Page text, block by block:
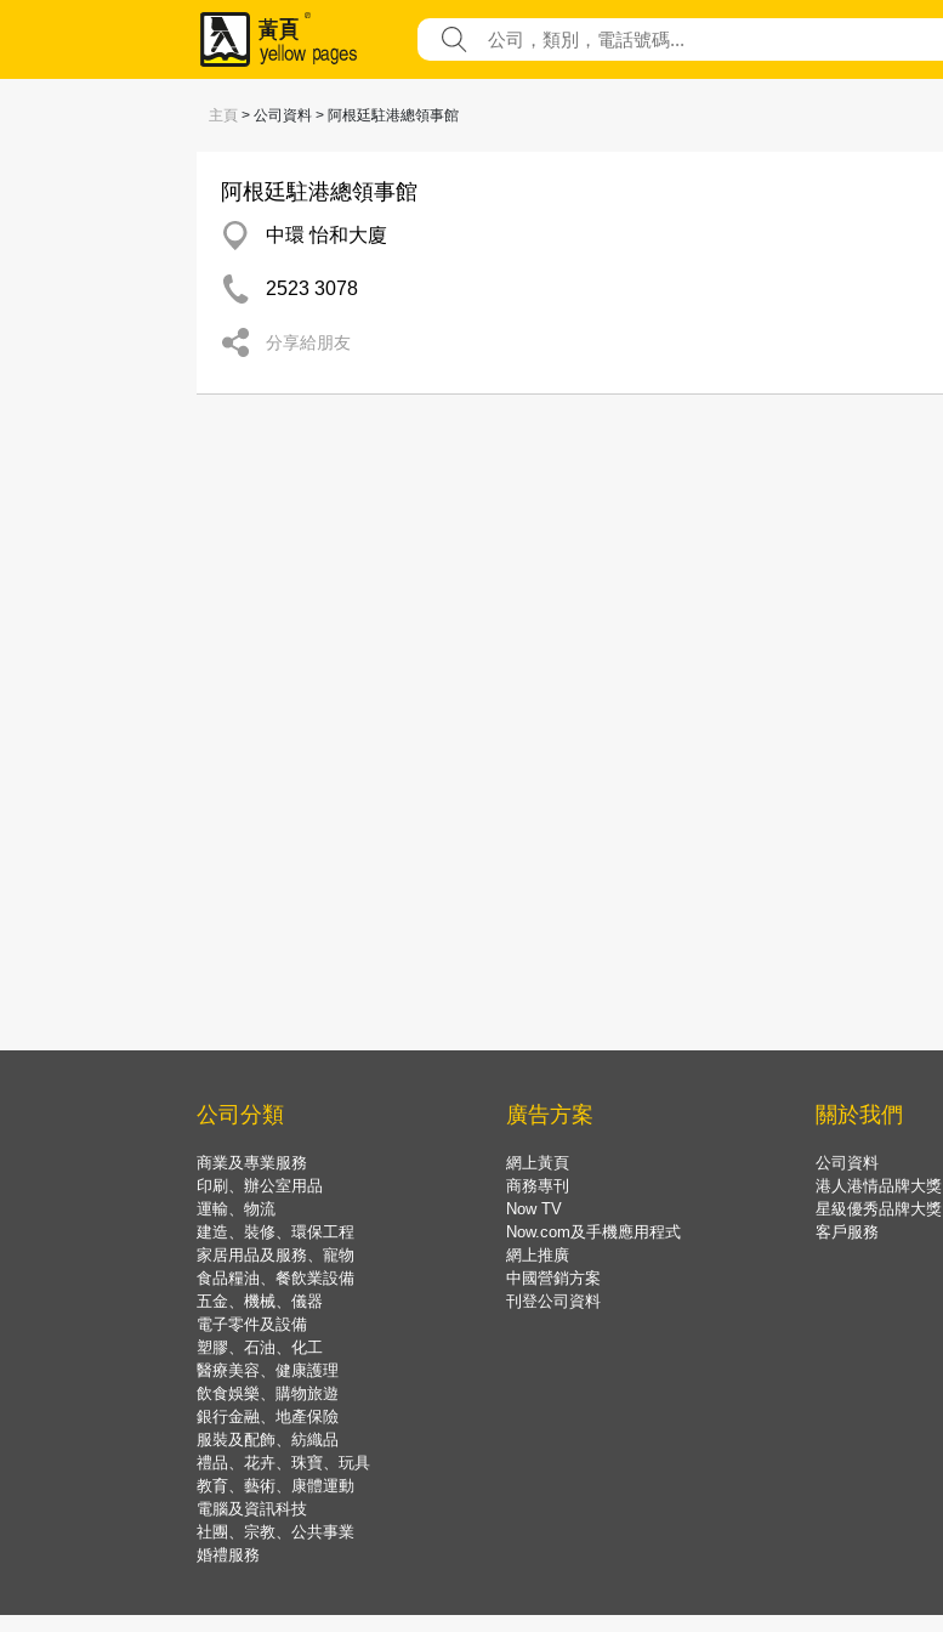
主頁 > 公司資料 > 阿根廷駐港總領事館
阿根廷駐港總領事館
中環 怡和大廈
2523 3078
分享給朋友
公司分類
商業及專業服務
印刷、辦公室用品
運輸、物流
建造、裝修、環保工程
家居用品及服務、寵物
食品糧油、餐飲業設備
五金、機械、儀器
電子零件及設備
塑膠、石油、化工
醫療美容、健康護理
飲食娛樂、購物旅遊
銀行金融、地產保險
服裝及配飾、紡織品
禮品、花卉、珠寶、玩具
教育、藝術、康體運動
電腦及資訊科技
社團、宗教、公共事業
婚禮服務
廣告方案
網上黃頁
商務專刊
Now TV
Now.com及手機應用程式
網上推廣
中國營銷方案
刊登公司資料
關於我們
公司資料
港人港情品牌大獎
星級優秀品牌大獎
客戶服務